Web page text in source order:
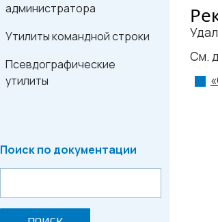
администратора
Утилиты командной строки
Псевдографические
утилиты
Поиск по документации
См.